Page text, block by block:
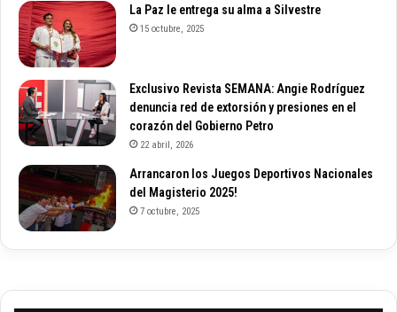
La Paz le entrega su alma a Silvestre
15 octubre, 2025
Exclusivo Revista SEMANA: Angie Rodríguez
denuncia red de extorsión y presiones en el
corazón del Gobierno Petro
22 abril, 2026
Arrancaron los Juegos Deportivos Nacionales
del Magisterio 2025!
7 octubre, 2025